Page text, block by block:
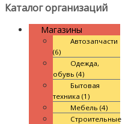
Каталог организаций
Магазины
Автозапчасти
(6)
Одежда,
обувь (4)
Бытовая
техника (1)
Мебель (4)
Строительные